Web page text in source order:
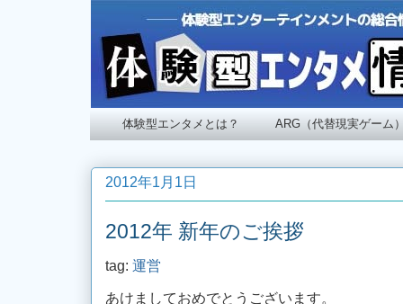
体験型エンタメとは？ ARG（代替現実ゲーム
2012年1月1日
2012年 新年のご挨拶
tag: 運営
あけましておめでとうございます。